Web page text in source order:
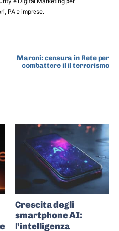
PA e imprese.
Maroni: censura in Rete per
combattere il il terrorismo
Crescita degli
smartphone AI:
l’intelligenza